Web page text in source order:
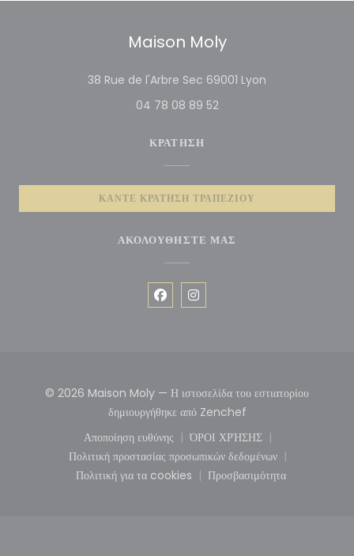
Maison Moly
38 Rue de l'Arbre Sec 69001 Lyon
04 78 08 89 52
ΚΡΆΤΗΣΗ
ΚΆΝΤΕ ΚΡΆΤΗΣΗ ΤΡΑΠΕΖΙΟΎ
ΑΚΟΛΟΥΘΉΣΤΕ ΜΑΣ
Facebook ((ανοίγει σε νέο
Instagram ((ανοίγει σε νέο
© 2026 Maison Moly — Η ιστοσελίδα του εστιατορίου
δημιουργήθηκε από Zenchef((ανοίγει σε νέο
Αποποίηση ευθύνης
((ανοίγει σε νέο παράθυρο))
ΌΡΟΙ ΧΡΉΣΗΣ
((ανοίγει σε νέο
Πολιτική προστασίας προσωπικών δεδομένων
((ανοίγει σε νέο παράθυρο))
Πολιτική για τα cookies
((ανοίγει σε νέο παράθυρο))
Προσβασιμότητα
((ανοίγει σε νέο